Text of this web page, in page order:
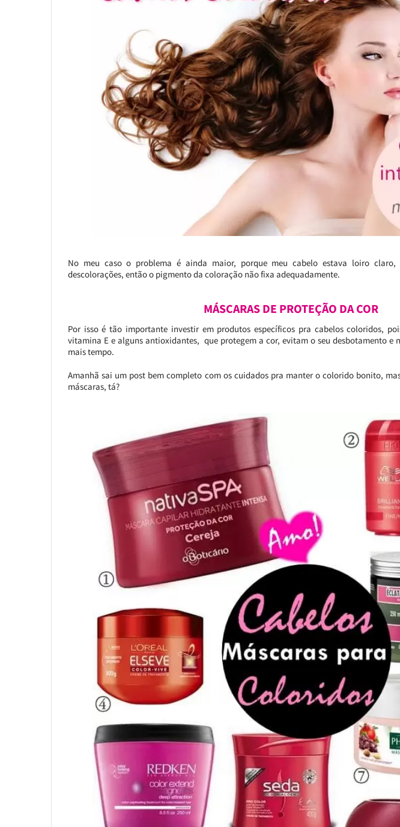
No meu caso o problema é ainda maior, porque meu cabelo estava loiro
descolorações, então o pigmento da coloração não fixa adequadamente.
MÁSCARAS DE PROTEÇÃO DA COR
Por isso é tão importante investir em produtos específicos pra cabelos coloridos,
vitamina E e alguns antioxidantes, que protegem a cor, evitam o seu desbotamento e
mais tempo.
Amanhã sai um post bem completo com os cuidados pra manter o colorido bonito,
máscaras, tá?